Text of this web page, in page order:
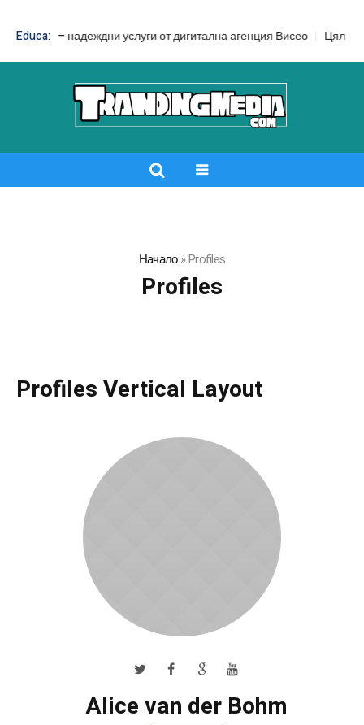
Educa:
– надеждни услуги от дигитална агенция Висео Цял бански
Начало»Profiles
Profiles
Profiles Vertical Layout
Alice van der Bohm